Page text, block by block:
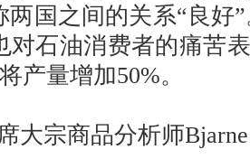
两国之间的关系“良好
对石油消费者的痛苦
产量增加50%。
宗商品分析师Bjarne